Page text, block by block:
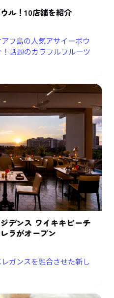
ル！10店舗を紹介
フ島の人気アサイーボウ
話題のカラフルフルーツ
デンス ワイキキビーチ
ラがオープン
ガンスを融合させた新し